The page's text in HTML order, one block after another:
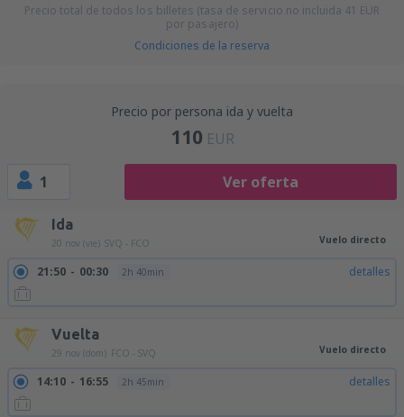
Precio total de todos los billetes (tasa de servicio no incluida 41 EUR
por pasajero)
Condiciones de la reserva
Precio por persona ida y vuelta
110 EUR
1 Ver oferta
Ida
20 nov (vie) SVQ - FCO Vuelo directo
21:50 00:30 2h 40min detalles
Vuelta
29 nov (dom) FCO - SVQ Vuelo directo
14:10 16:55 2h 45min detalles